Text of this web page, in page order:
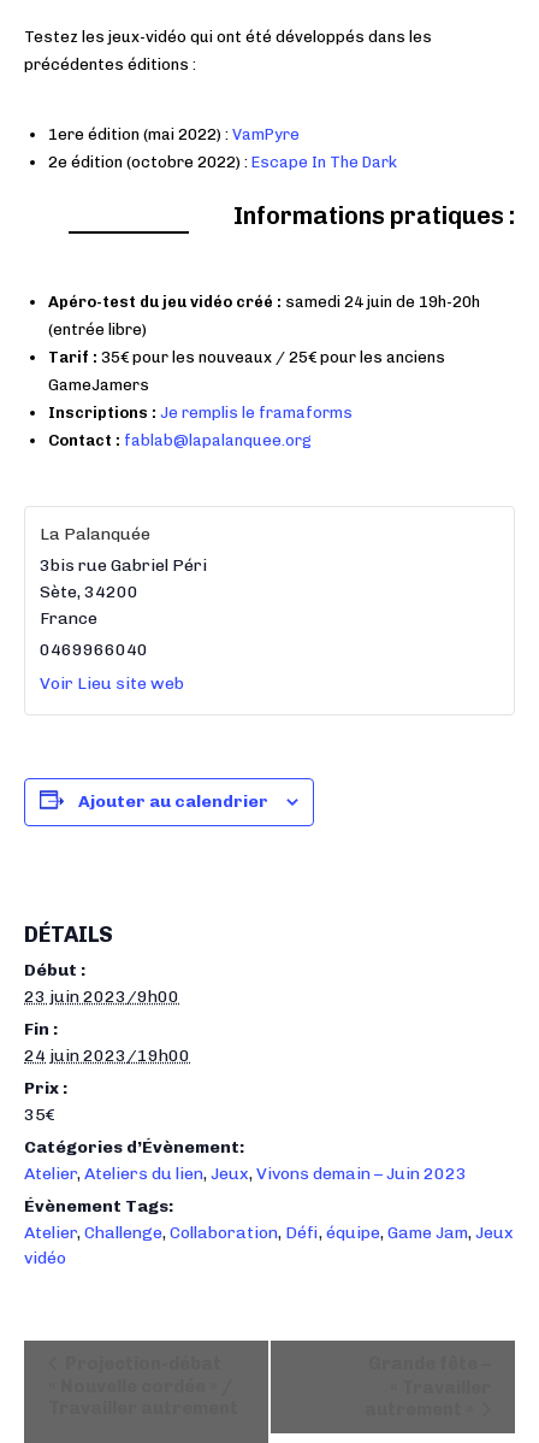
Testez les jeux-vidéo qui ont été développés dans les
précédentes éditions :
1ere édition (mai 2022) : VamPyre
2e édition (octobre 2022) : Escape In The Dark
Informations pratiques :
Apéro-test du jeu vidéo créé : samedi 24 juin de 19h-20h
(entrée libre)
Tarif : 35€ pour les nouveaux / 25€ pour les anciens
GameJamers
Inscriptions : Je remplis le framaforms
Contact : fablab@lapalanquee.org
DÉTAILS
Début :
23 juin 2023/9h00
Fin :
24 juin 2023/19h00
Prix :
35€
Catégories d’Évènement:
Atelier,Ateliers du lien,Jeux,Vivons demain – Juin 2023
Évènement Tags:
Atelier,Challenge,Collaboration, Défi,équipe,Game Jam,Jeux
vidéo
La Palanquée
3bis rue Gabriel Péri
Sète,34200
France
0469966040
Voir Lieu site web
Ajouter au calendrier